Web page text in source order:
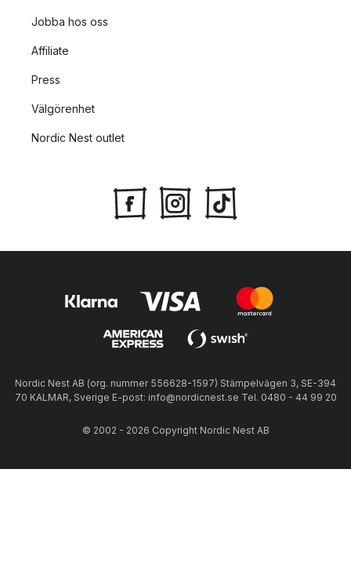
Jobba hos oss
Affiliate
Press
Välgörenhet
Nordic Nest outlet
Nordic Nest AB (org. nummer 556628-1597) Stämpelvägen 3, SE-394
70 KALMAR, Sverige E-post: info@nordicnest.se Tel. 0480 - 44 99 20
© 2002 - 2026 Copyright Nordic Nest AB